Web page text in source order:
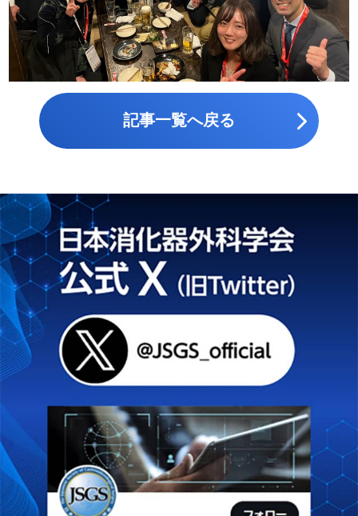
記事一覧へ戻る